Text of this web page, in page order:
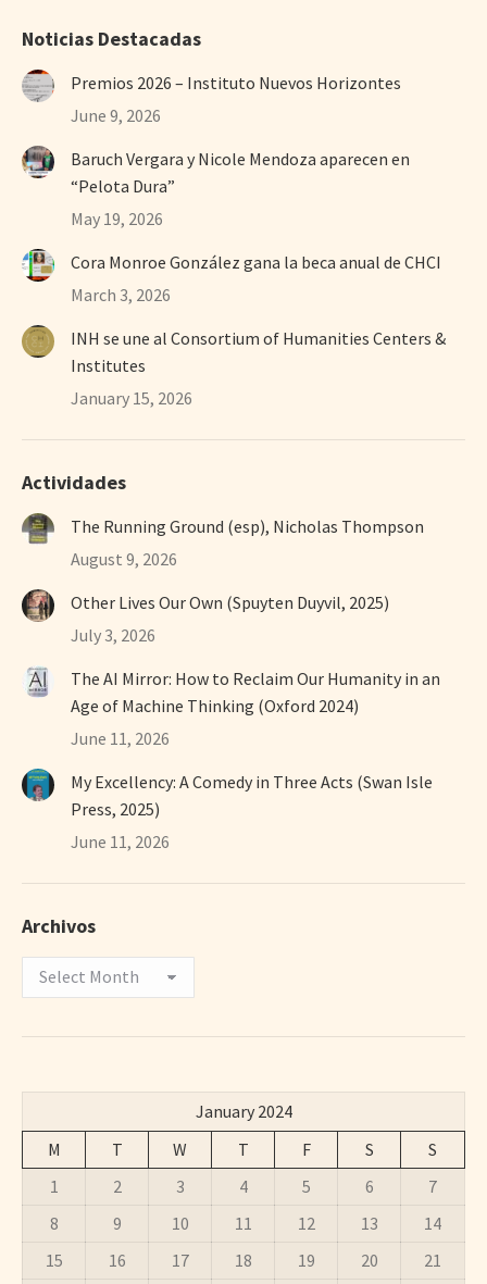
Noticias Destacadas
Premios 2026 – Instituto Nuevos Horizontes
June 9, 2026
Baruch Vergara y Nicole Mendoza aparecen en
“Pelota Dura”
May 19, 2026
Cora Monroe González gana la beca anual de CHCI
March 3, 2026
INH se une al Consortium of Humanities Centers &
Institutes
January 15, 2026
Actividades
The Running Ground (esp), Nicholas Thompson
August 9, 2026
Other Lives Our Own (Spuyten Duyvil, 2025)
July 3, 2026
The AI Mirror: How to Reclaim Our Humanity in an
Age of Machine Thinking (Oxford 2024)
June 11, 2026
My Excellency: A Comedy in Three Acts (Swan Isle
Press, 2025)
June 11, 2026
Archivos
Archivos
January 2024
M
T W T F S
S
1
2 3 4 5 6
7
8
9 10 11 12 13
14
15
16 17 18 19 20
21